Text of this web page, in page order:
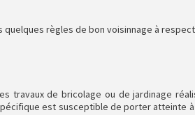
quelques règles de bon voisinnage à
travaux de bricolage ou de jardinage
est susceptible de porter atteinte